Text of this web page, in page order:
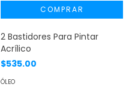
2 Bastidores Para Pintar
Acrílico
$535.00
ÓLEO